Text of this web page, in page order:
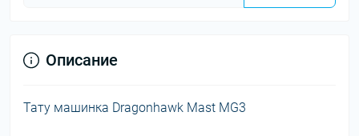
Описание
Тату машинка Dragonhawk Mast MG3